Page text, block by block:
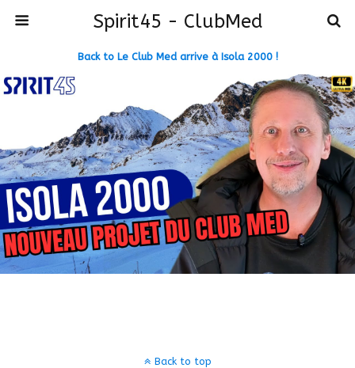
Spirit45 - ClubMed
Back to Le Club Med arrive à Isola 2000 !
Back to top